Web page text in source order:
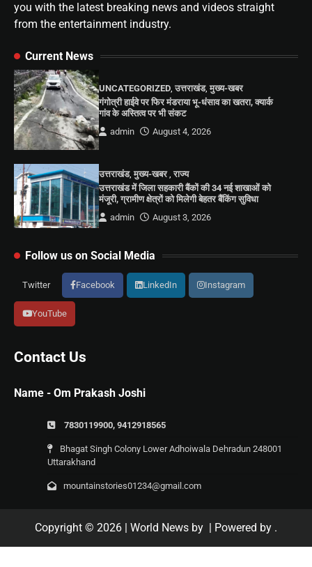
you with the latest breaking news and videos straight
from the entertainment industry.
Current News
UNCATEGORIZED ,उत्तराखंड,मुख्य-खबर
गंगोत्री हाईवे पर फिर मंडराया भू-धंसाव का खतरा, क्यार्क
गांव के अस्तित्व पर भी संकट
admin
August 4, 2026
उत्तराखंड,मुख्य-खबर,राज्य
उत्तराखंड में जिला सहकारी बैंकों की 34 नई शाखाओं को
मंजूरी, ग्रामीण क्षेत्रों को मिलेगी बेहतर बैंकिंग सुविधा
admin
August 3, 2026
Follow us on Social Media
Twitter Facebook LinkedIn Instagram
YouTube
Contact Us
Name - Om Prakash Joshi
7830119900, 9412918565
Bhagat Singh Colony Lower Adhoiwala Dehradun 248001
Uttarakhand
mountainstories01234@gmail.com
Copyright © 2026 | World News by | Powered by .